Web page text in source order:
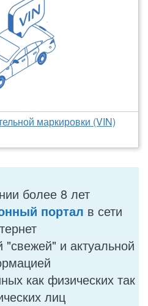
маркировки (VIN)
более 8 лет
портал в сети
"свежей" и актуальной
как физических так
лиц